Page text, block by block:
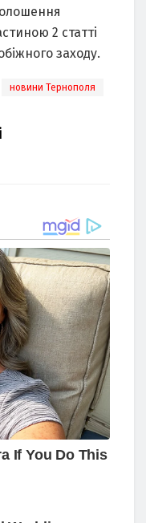
2 статті
заходу.
новини Тернополя